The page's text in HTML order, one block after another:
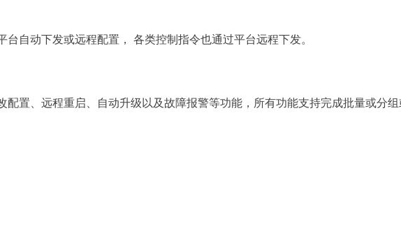
台自动下发或远程配置， 各类控制指令也通过平台远程下发。
配置、远程重启、自动升级以及故障报警等功能，所有功能支持完成批量或分